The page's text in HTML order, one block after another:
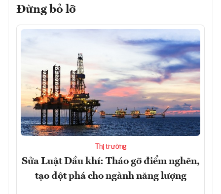
Đừng bỏ lỡ
Thị trường
Sửa Luật Dầu khí: Tháo gỡ điểm nghẽn,
tạo đột phá cho ngành năng lượng